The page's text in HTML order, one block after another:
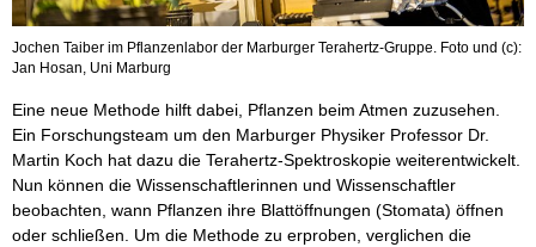
Jochen Taiber im Pflanzenlabor der Marburger Terahertz-Gruppe. Foto und (c):
Jan Hosan, Uni Marburg
Eine neue Methode hilft dabei, Pflanzen beim Atmen zuzusehen.
Ein Forschungsteam um den Marburger Physiker Professor Dr.
Martin Koch hat dazu die Terahertz-Spektroskopie weiterentwickelt.
Nun können die Wissenschaftlerinnen und Wissenschaftler
beobachten, wann Pflanzen ihre Blattöffnungen (Stomata) öffnen
oder schließen. Um die Methode zu erproben, verglichen die